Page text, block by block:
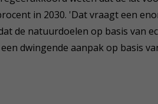
in 2030. 'Dat vraagt een
de natuurdoelen op basis van
dwingende aanpak op basis